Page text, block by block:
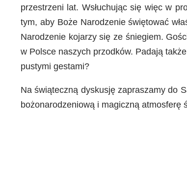
przestrzeni lat. Wsłuchując się więc w
tym, aby Boże Narodzenie świętować
Narodzenie kojarzy się ze śniegiem.
w Polsce naszych przodków. Padają
pustymi gestami?
Na świąteczną dyskusję zapraszamy do
bożonarodzeniową i magiczną atmosferę